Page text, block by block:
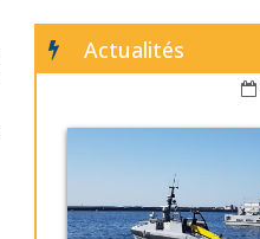
Actualités